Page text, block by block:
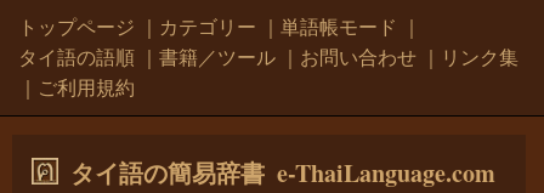
トップページ カテゴリー 単語帳モード
タイ語の語順
書籍／ツール お問い合わせ
リンク集
ご利用規約
タイ語の簡易辞書 e-ThaiLanguage.com